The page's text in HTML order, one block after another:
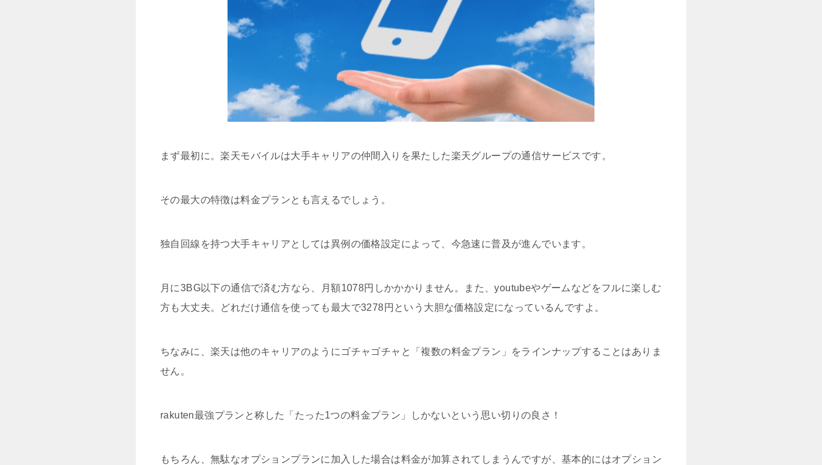
まず最初に。楽天モバイルは大手キャリアの仲間入りを果たした楽天グループの通信サービスです。
その最大の特徴は料金プランとも言えるでしょう。
独自回線を持つ大手キャリアとしては異例の価格設定によって、今急速に普及が進んでいます。
月に3BG以下の通信で済む方なら、月額1078円しかかかりません。また、youtubeやゲームなどをフルに楽しむ
方も大丈夫。どれだけ通信を使っても最大で3278円という大胆な価格設定になっているんですよ。
ちなみに、楽天は他のキャリアのようにゴチャゴチャと「複数の料金プラン」をラインナップすることはありま
せん。
rakuten最強プランと称した「たった1つの料金プラン」しかないという思い切りの良さ！
もちろん、無駄なオプションプランに加入した場合は料金が加算されてしまうんですが、基本的にはオプション